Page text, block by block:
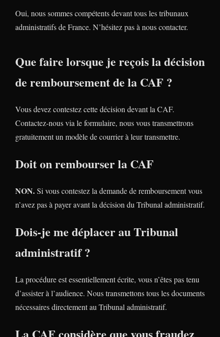
Oui, nous sommes compétents devant tous les tribunaux
administratifs de France. N’hésitez pas à nous contacter.
Que faire lorsque je reçois la décision
de remboursement de la CAF ?
Vous devez contestez cette décision devant la CAF.
Contactez-nous via le formulaire, nous vous transmettrons
gratuitement un modèle de courrier à leur transmettre.
Doit on rembourser la CAF
NON.Si vous contestez la demande de remboursement vous
n’avez pas à payer avant la décision du Tribunal administratif.
Dois-je me déplacer au Tribunal
administratif ?
La procédure est essentiellement écrite, vous n’êtes pas tenu
d’assister à l’audience. Nous transmettons tous les documents
nécessaires directement au Tribunal administratif.